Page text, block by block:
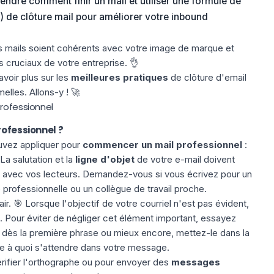
de clôture mail pour améliorer votre inbound
soient cohérents avec votre image de marque et
cruciaux de votre entreprise. 👌
plus sur les meilleures pratiques de clôture d'email
Allons-y ! 🚀
?
appliquer pour commencer un mail professionnel:
salutation et la ligne d'objetde votre e-mail doivent
vos lecteurs. Demandez-vous si vous écrivez pour un
ou un collègue de travail proche.
🎯 Lorsque l'objectif de votre courriel n'est pas évident,
éviter de négliger cet élément important, essayez
la première phrase ou mieux encore, mettez-le dans la
à quoi s'attendre dans votre message.
l'orthographe ou pour envoyer des messages